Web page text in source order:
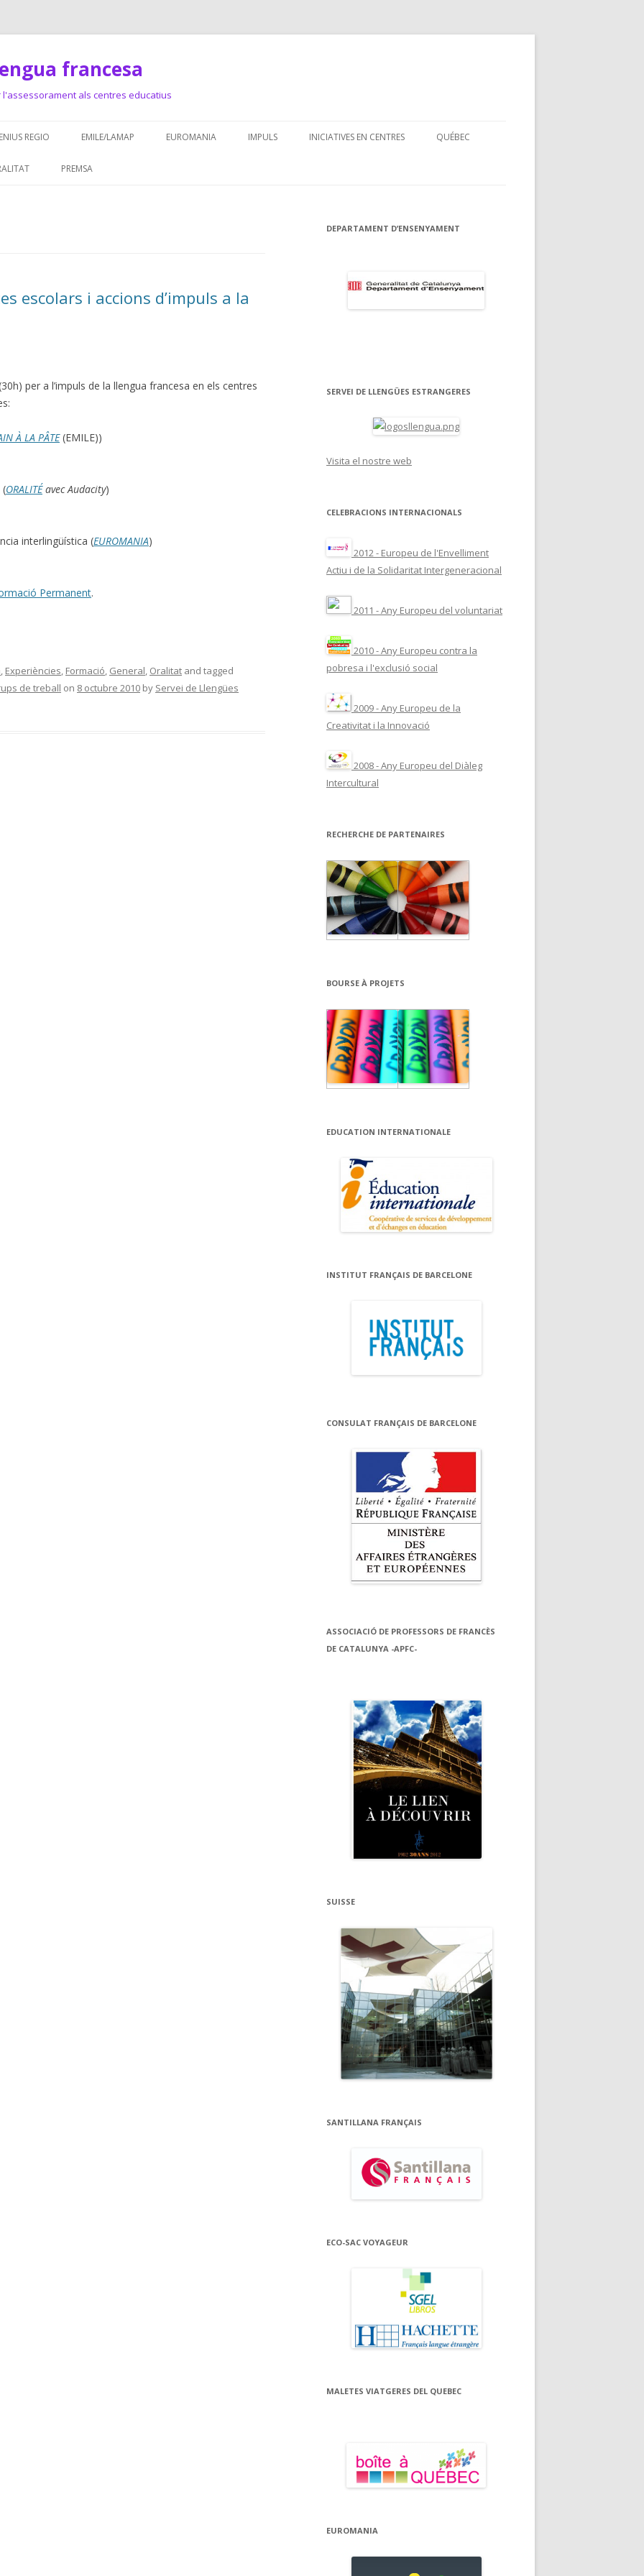
francesa
als centres educatius
to
REGIO
COMENIUS
EMILE/LAMAP EUROMANIA IMPULS INICIATIVES EN CENTRES QUÉBEC
PREMSA
escolars i accions d’impuls a la
per a l’impuls de la llengua francesa en els centres
À LA PÂTE(EMILE))
(ORALITÉavec Audacity)
interlingüística (EUROMANIA)
Permanent.
, Experiències, Formació, General, Oralitat and tagged
de treball on 8 octubre 2010 by Servei de Llengües
DEPARTAMENT D’ENSENYAMENT
SERVEI DE LLENGÜES ESTRANGERES
Visita el nostre web
CELEBRACIONS INTERNACIONALS
2012 - Europeu de l'Envelliment
Actiu i de la Solidaritat Intergeneracional
2011 - Any Europeu del voluntariat
2010 - Any Europeu contra la
pobresa i l'exclusió social
2009 - Any Europeu de la
Creativitat i la Innovació
2008 - Any Europeu del Diàleg
Intercultural
RECHERCHE DE PARTENAIRES
BOURSE À PROJETS
EDUCATION INTERNATIONALE
INSTITUT FRANÇAIS DE BARCELONE
CONSULAT FRANÇAIS DE BARCELONE
ASSOCIACIÓ DE PROFESSORS DE FRANCÈS
DE CATALUNYA -APFC-
SUISSE
SANTILLANA FRANÇAIS
ECO-SAC VOYAGEUR
MALETES VIATGERES DEL QUEBEC
EUROMANIA